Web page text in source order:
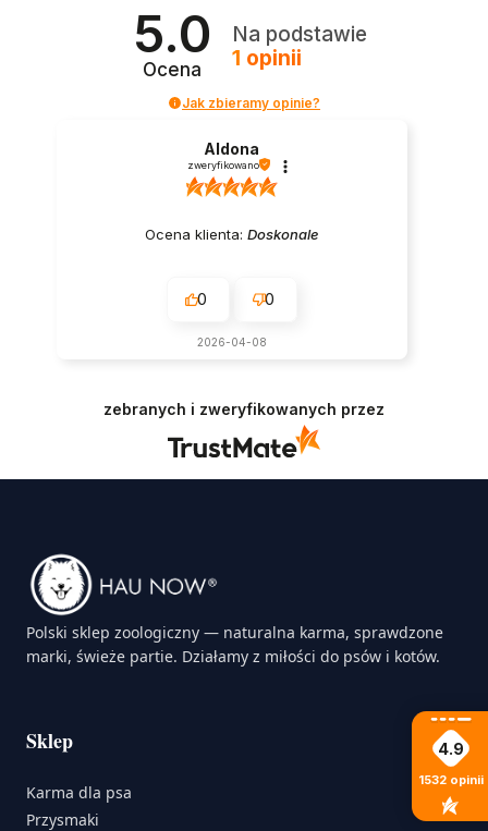
5.0
Ocena
Na podstawie
1 opinii
Jak zbieramy opinie?
Aldona
zweryfikowano
Ocena klienta: Doskonale
0 0
2026-04-08
zebranych i zweryfikowanych przez
Polski sklep zoologiczny — naturalna karma, sprawdzone
marki, świeże partie. Działamy z miłości do psów i kotów.
Sklep
Karma dla psa
Przysmaki
4.9
1532 opinii